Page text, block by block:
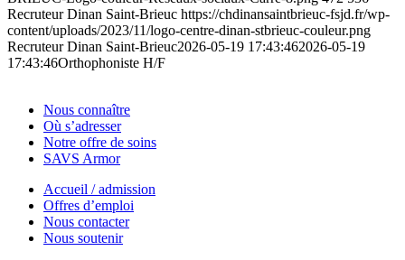
Recruteur Dinan Saint-Brieuc https://chdinansaintbrieuc-fsjd.fr/wp-
content/uploads/2023/11/logo-centre-dinan-stbrieuc-couleur.png
Recruteur Dinan Saint-Brieuc2026-05-19 17:43:462026-05-19
17:43:46Orthophoniste H/F
Nous connaître
Où s’adresser
Notre offre de soins
SAVS Armor
Accueil / admission
Offres d’emploi
Nous contacter
Nous soutenir